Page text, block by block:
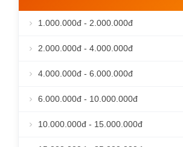
1.000.000đ - 2.000.000đ
2.000.000đ - 4.000.000đ
4.000.000đ - 6.000.000đ
6.000.000đ - 10.000.000đ
10.000.000đ - 15.000.000đ